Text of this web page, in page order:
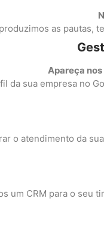
as pautas,
Apareça
da sua empresa no
o atendimento da
um CRM para o seu